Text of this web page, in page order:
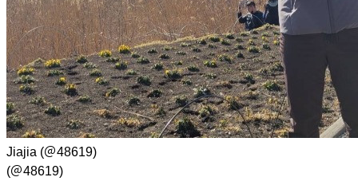
Jiajia (＠48619)
(＠48619)